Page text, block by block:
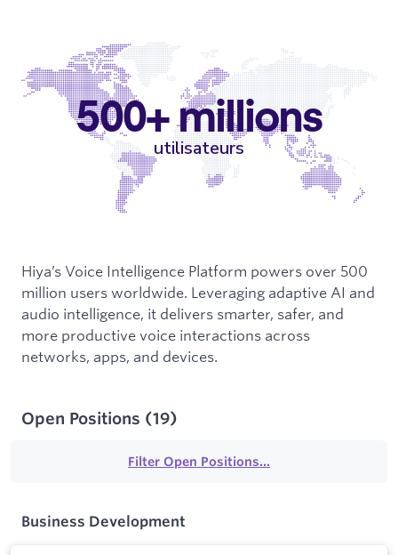
500+ millions
utilisateurs